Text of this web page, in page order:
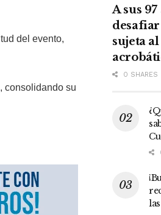
del evento,
consolidando su
A sus
sujeta
0 SHARES